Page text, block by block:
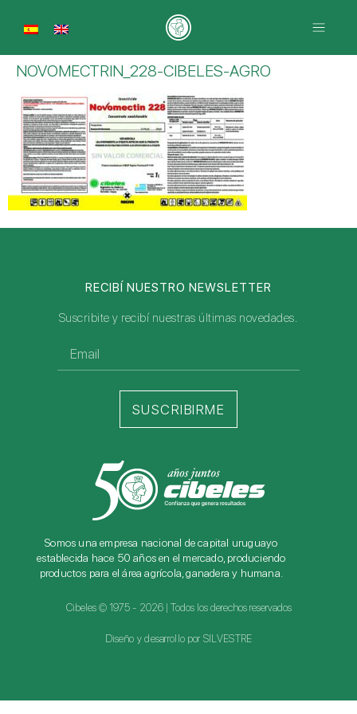
NOVOMECTRIN_228-CIBELES-AGRO
Somos una empresa nacional de capital uruguayo
establecida hace 50 años en el mercado, produciendo
productos para el área agrícola, ganadera y humana.
Cibeles © 1975 - 2026 | Todos los derechos reservados
Diseño y desarrollo por SILVESTRE
RECIBÍ NUESTRO NEWSLETTER
Suscribite y recibí nuestras últimas novedades.
SUSCRIBIRME